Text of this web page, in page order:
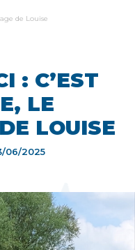
de Louise
: C’EST
LE
LOUISE
06/2025